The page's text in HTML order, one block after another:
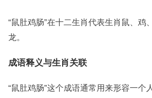
“鼠肚鸡肠”在十二生肖代表生肖鼠、鸡
龙。
成语释义与生肖关联
“鼠肚鸡肠”这个成语通常用来形容一个